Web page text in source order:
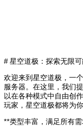
# 星空道极：探索无限
欢迎来到星空道极，一
服务器。在这里，我们
以在各种模式中自由创
玩家，星空道极都将为
**类型丰富，满足所有